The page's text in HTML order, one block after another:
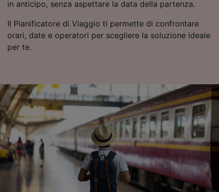
in anticipo, senza aspettare la data della partenza.
Il Pianificatore di Viaggio ti permette di confrontare
orari, date e operatori per scegliere la soluzione ideale
per te.
personalizzati, misurazione delle prestazioni
pubblico, sviluppo di servizi.
Elenco dei partner (fornitori)